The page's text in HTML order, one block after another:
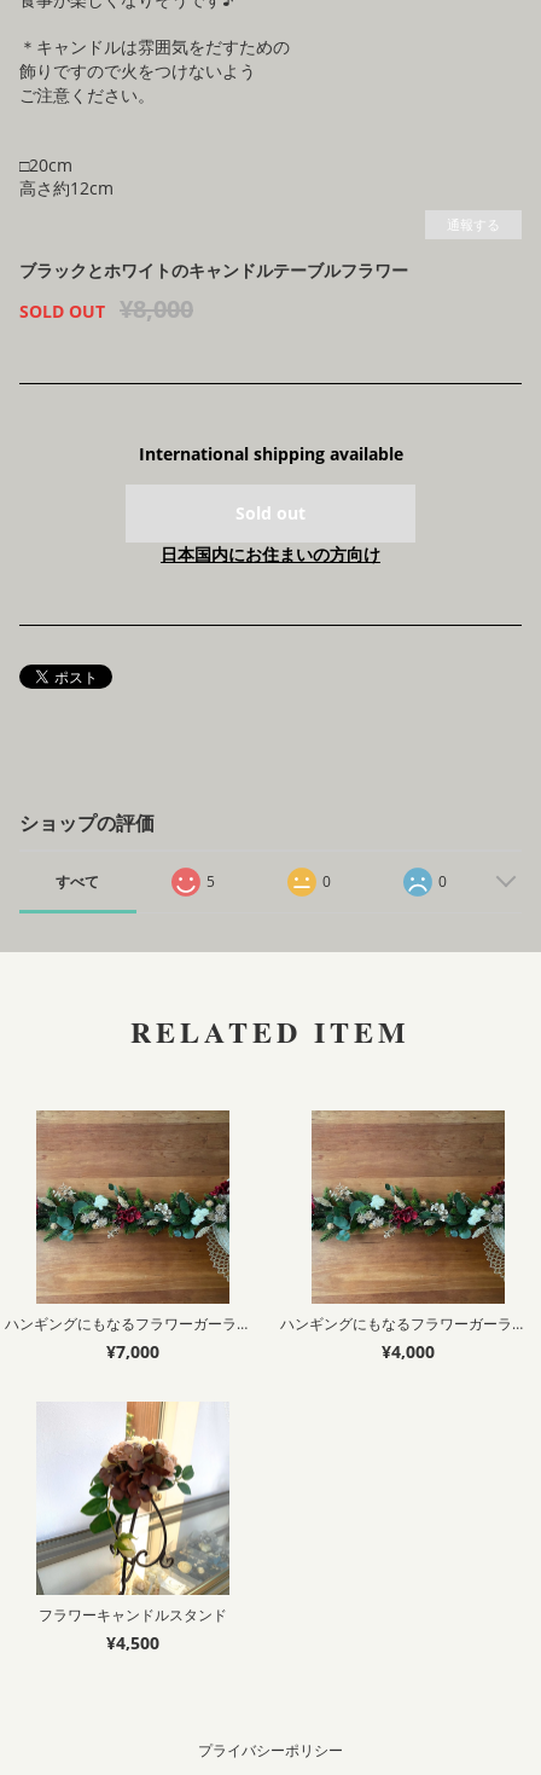
＊キャンドルは雰囲気をだすための
飾りですので火をつけないよう
ご注意ください。
□20cm
高さ約12cm
通報する
ブラックとホワイトのキャンドルテーブルフラワー
SOLD OUT
¥8,000
International shipping available
Sold out
日本国内にお住まいの方向け
ショップの評価
すべて 5 0 0
RELATED ITEM
ハンギングにもなるフラワーガーランド 50cm
¥7,000
ハンギングにもなるフラワーガーランド 30cm
¥4,000
フラワーキャンドルスタンド
¥4,500
プライバシーポリシー